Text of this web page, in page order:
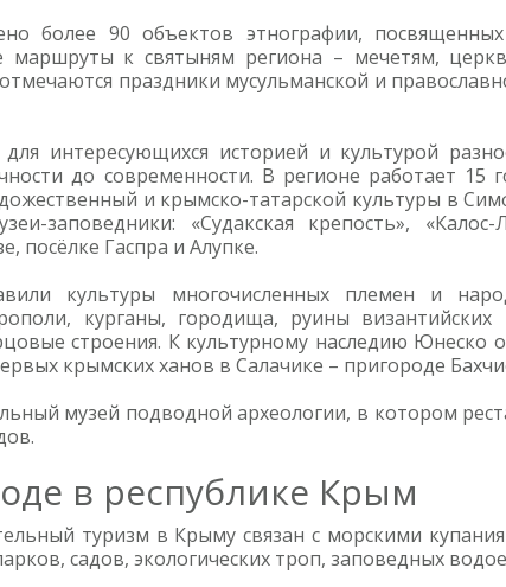
более 90 объектов этнографии,
маршруты к святыням региона – мечетям,
праздники мусульманской и
интересующихся историей и культурой
до современности. В регионе работает
и крымско-татарской культуры в
заповедники: «Судакская крепость»,
посёлке Гаспра и Алупке.
культуры многочисленных племен и
курганы, городища, руины
строения. К культурному наследию Юнеско
крымских ханов в Салачике – пригороде
музей подводной археологии, в котором
в республике Крым
туризм в Крыму связан с морскими
садов, экологических троп, заповедных